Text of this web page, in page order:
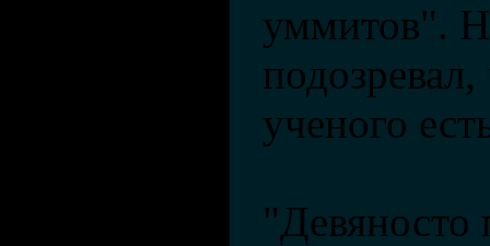
уммитов".
подозревал,
ученого
"Девяносто